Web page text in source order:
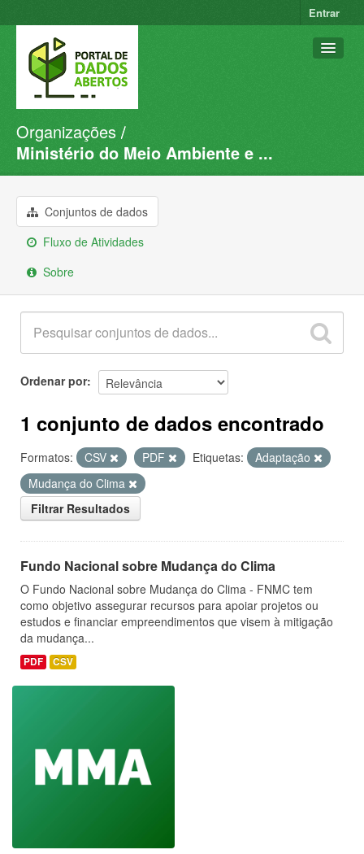
Entrar
Conjuntos de dados
Organizações
Sobre
Organizações
Ministério do Meio Ambiente e ...
Conjuntos de dados
Fluxo de Atividades
Sobre
Ordenar por
1 conjunto de dados encontrado
Formatos: CSV PDF Etiquetas:
Adaptação
Mudança do Clima
Filtrar Resultados
Fundo Nacional sobre Mudança do Clima
O Fundo Nacional sobre Mudança do Clima - FNMC tem
como objetivo assegurar recursos para apoiar projetos ou
estudos e financiar empreendimentos que visem à mitigação
da mudança...
PDF CSV